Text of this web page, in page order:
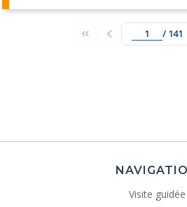
/ 141
Visite guidée